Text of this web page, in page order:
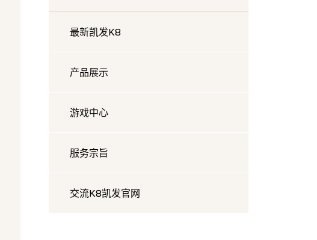
最新凯发K8
产品展示
游戏中心
服务宗旨
交流K8凯发官网